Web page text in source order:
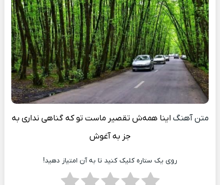
متن آهنگ اینا همه‌ش تقصیر ماست تو که گناهی نداری به
جز به آغوش
روی یک ستاره کلیک کنید تا به آن امتیاز دهید!